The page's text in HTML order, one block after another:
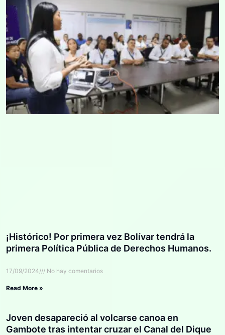
¡Histórico! Por primera vez Bolívar tendrá la
primera Política Pública de Derechos Humanos.
17/09/2024 No hay comentarios
Read More »
Joven desapareció al volcarse canoa en
Gambote tras intentar cruzar el Canal del Dique